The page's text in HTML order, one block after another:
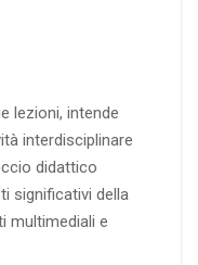
lezioni, intende
interdisciplinare
didattico
significativi della
multimediali e